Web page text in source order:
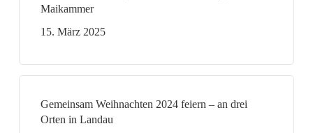
Maikammer
15. März 2025
Gemeinsam Weihnachten 2024 feiern – an drei
Orten in Landau